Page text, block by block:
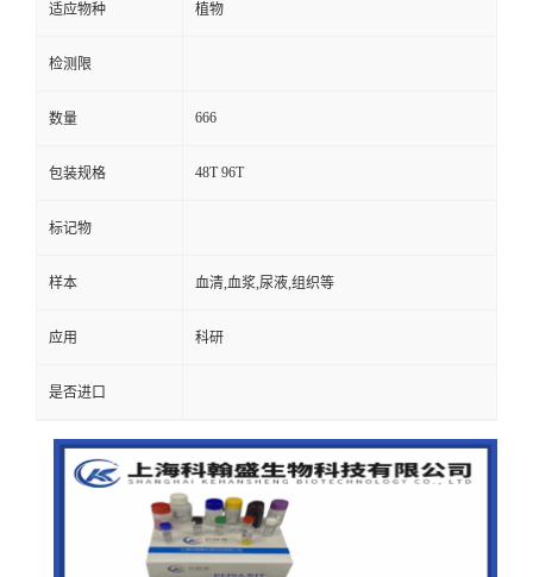
适应物种 植物
检测限
数量 666
包装规格 48T 96T
标记物
样本 血清,血浆,尿液,组织等
应用 科研
是否进口